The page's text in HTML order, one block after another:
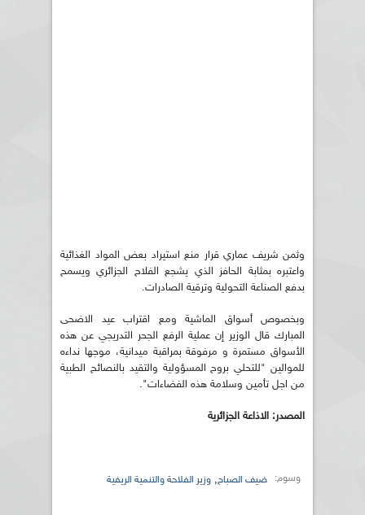
وثمن شريف عماري قرار منع استيراد بعض المواد الغذائية
واعتبره بمثابة الحافز الذي يشجع الفلاح الجزائري ويسمح
بدفع الصناعة التحولية وترقية الصادرات.
وبخصوص أسواق الماشية ومع اقتراب عيد الاضحى
المبارك قال الوزير إن عملية الرفع الجحر التدريجي عن هذه
الأسواق مستمرة و مرفوقة بمراقبة ميدانية، موجها نداءه
للموالين "للتحلي بروح المسؤولية والتقيد بالنصائح الطبية
من اجل تأمين وسلامة هذه الفضاءات".
المصدر: الاذاعة الجزائرية
وسوم: ضيف الصباح, وزير الفلاحة والتنمية الريفية